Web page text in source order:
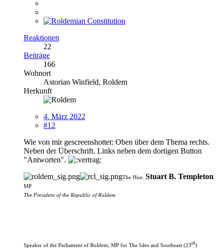
Reaktionen
22
Beiträge
166
Wohnort
Astorian Winfield, Roldem
Herkunft
4. März 2022
#12
Wie von mir gescreenshottet: Oben über dem Thema rechts.
Neben der Überschrift. Links neben dem dortigen Button
"Antworten".
The Hon. Stuart B. Templeton
MP
The President of the Republic of Roldem
Speaker of the Parliament of Roldem; MP for The Isles and Southeast (23rd)